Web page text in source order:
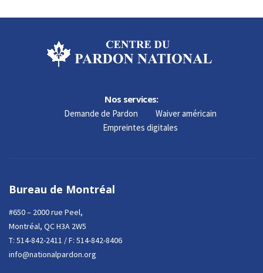
Nos services:
Demande de Pardon
Waiver américain
Empreintes digitales
Bureau de Montréal
#650 – 2000 rue Peel,
Montréal, QC H3A 2W5
T: 514-842-2411 / F: 514-842-8406
info@nationalpardon.org